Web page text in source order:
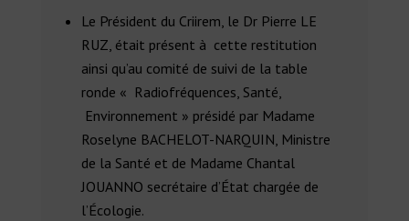
Le Président du Criirem, le Dr Pierre LE
RUZ, était présent à cette restitution
ainsi qu’au comité de suivi de la table
ronde « Radiofréquences, Santé,
Environnement » présidé par Madame
Roselyne BACHELOT-NARQUIN, Ministre
de la Santé et de Madame Chantal
JOUANNO secrétaire d’État chargée de
l’Écologie.